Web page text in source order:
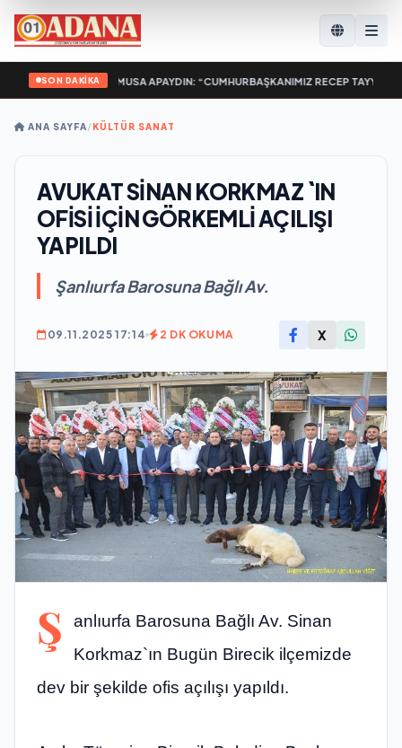
SON DAKİKA
BAŞKANI MUSA APAYDIN: “CUMHURBAŞKANIMIZ RECEP TAYYİP
ANA SAYFA/KÜLTÜR SANAT
AVUKAT SİNAN KORKMAZ `IN
OFİSİ İÇİN GÖRKEMLİ AÇILIŞI
YAPILDI
Şanlıurfa Barosuna Bağlı Av.
09.11.2025 17:14 2 DK OKUMA X
Ş
anlıurfa Barosuna Bağlı Av. Sinan
Korkmaz`ın Bugün Birecik ilçemizde
dev bir şekilde ofis açılışı yapıldı.